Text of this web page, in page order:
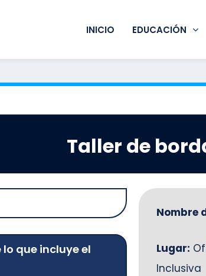
INICIO EDUCACIÓN
Taller de
que incluye el
Nombre
Lugar:
Inclusiva